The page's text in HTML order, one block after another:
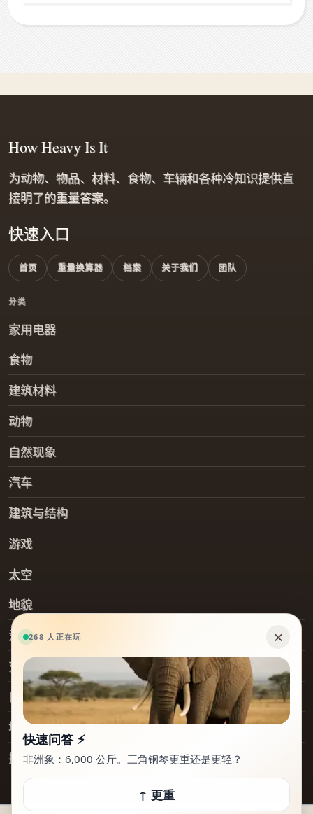
快速入口
首页 重量换算器 档案 关于我们 团队
分类
家用电器
食物
建筑材料
动物
自然现象
汽车
建筑与结构
游戏
太空
地貌
爱好
交通工具
日常物品
地点
技术
How Heavy Is It
为动物、物品、材料、食物、车辆和各种冷知识提供直
接明了的重量答案。